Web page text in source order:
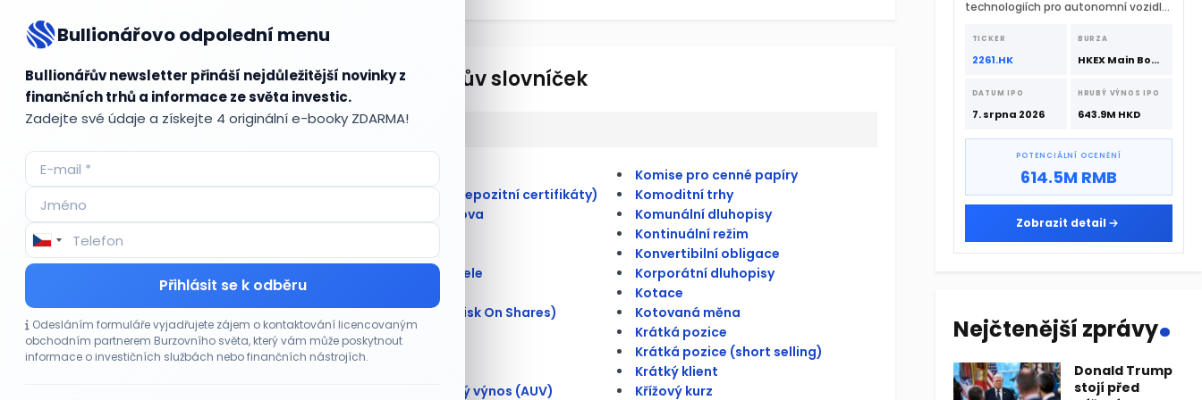
Bullionářovo odpolední menu
Bullionářův newsletter přináší nejdůležitější novinky z
finančních trhů a informace ze světa investic.
Zadejte své údaje a získejte 4 originální e-booky ZDARMA!
Přihlásit se k odběru
Odesláním formuláře vyjadřujete zájem o kontaktování licencovaným
obchodním partnerem Burzovního světa, který vám může poskytnout
informace o investičních službách nebo finančních nástrojích.
Bullionářův slovníček
ADR (Americké depozitní certifikáty)
Advokátní úschova
Akcie kmenová
Akcie na doručitele
Akciové riziko (Risk On Shares)
Akciové trhy
Akontace
Alikvotní úrokový výnos (AUV)
Komise pro cenné papíry
Komoditní trhy
Komunální dluhopisy
Kontinuální režim
Konvertibilní obligace
Korporátní dluhopisy
Kotace
Kotovaná měna
Krátká pozice
Krátká pozice (short selling)
Krátký klient
Křížový kurz
technologiích pro autonomní vozidla
srpna 2026 s podporou CATL a
Hillhouse Investment.
TICKER
2261.HK
BURZA
HKEX Main Board
DATUM IPO
7. srpna 2026
HRUBÝ VÝNOS IPO
643.9M HKD
POTENCIÁLNÍ OCENĚNÍ
614.5M RMB
Zobrazit detail
Nejčtenější zprávy.
Donald Trump
stojí před